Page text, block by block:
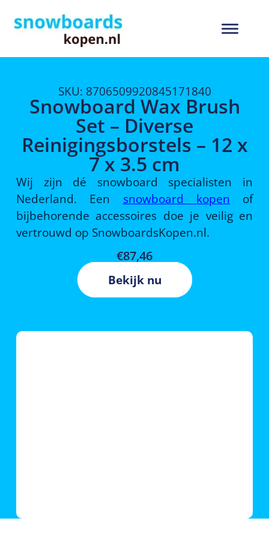
SKU: 8706509920845171840
Snowboard Wax Brush
Set – Diverse
Reinigingsborstels – 12 x
7 x 3.5 cm
Wij zijn dé snowboard specialisten in
Nederland. Een snowboard kopen of
bijbehorende accessoires doe je veilig en
vertrouwd op SnowboardsKopen.nl.
€87,46
Bekijk nu